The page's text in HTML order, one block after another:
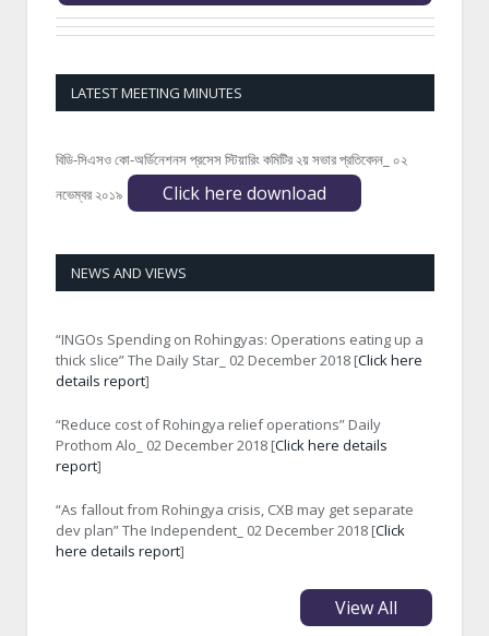
LATEST MEETING MINUTES
বিডি-সিএসও কো-অর্ডিনেশনস প্রসেস স্টিয়ারিং কমিটির ২য় সভার প্রতিবেদন_ ০২
নভেম্বর ২০১৯
Click here download
NEWS AND VIEWS
“INGOs Spending on Rohingyas: Operations eating up a
thick slice” The Daily Star_ 02 December 2018 [Click here
details report]
“Reduce cost of Rohingya relief operations” Daily
Prothom Alo_ 02 December 2018 [Click here details
report]
“As fallout from Rohingya crisis, CXB may get separate
dev plan” The Independent_ 02 December 2018 [Click
here details report]
View All